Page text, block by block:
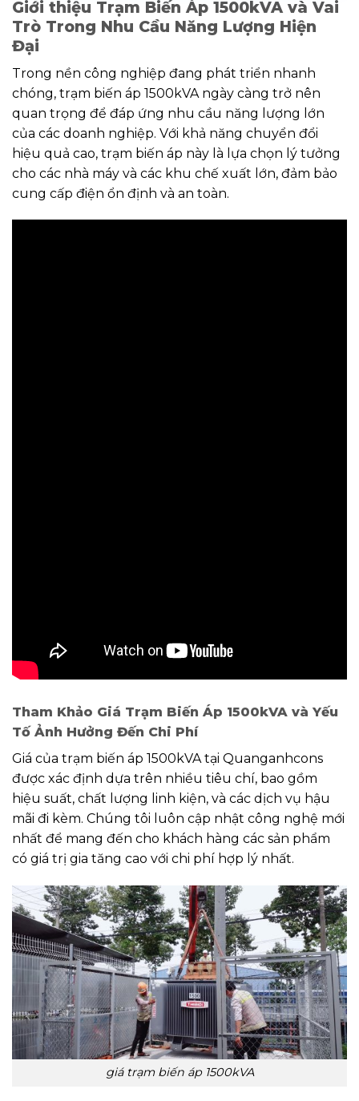
Giới thiệu Trạm Biến Áp 1500kVA và Vai
Trò Trong Nhu Cầu Năng Lượng Hiện
Đại
Trong nền công nghiệp đang phát triển nhanh
chóng, trạm biến áp 1500kVA ngày càng trở nên
quan trọng để đáp ứng nhu cầu năng lượng lớn
của các doanh nghiệp. Với khả năng chuyển đổi
hiệu quả cao, trạm biến áp này là lựa chọn lý tưởng
cho các nhà máy và các khu chế xuất lớn, đảm bảo
cung cấp điện ổn định và an toàn.
Tham Khảo Giá Trạm Biến Áp 1500kVA và Yếu
Tố Ảnh Hưởng Đến Chi Phí
Giá của trạm biến áp 1500kVA tại Quanganhcons
được xác định dựa trên nhiều tiêu chí, bao gồm
hiệu suất, chất lượng linh kiện, và các dịch vụ hậu
mãi đi kèm. Chúng tôi luôn cập nhật công nghệ mới
nhất để mang đến cho khách hàng các sản phẩm
có giá trị gia tăng cao với chi phí hợp lý nhất.
giá trạm biến áp 1500kVA